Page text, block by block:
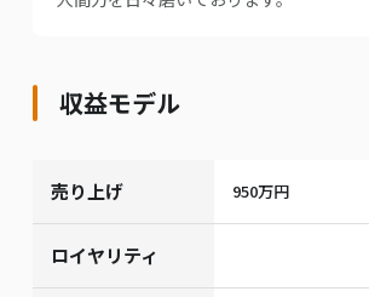
収益モデル
売り上げ 950万円
ロイヤリティ